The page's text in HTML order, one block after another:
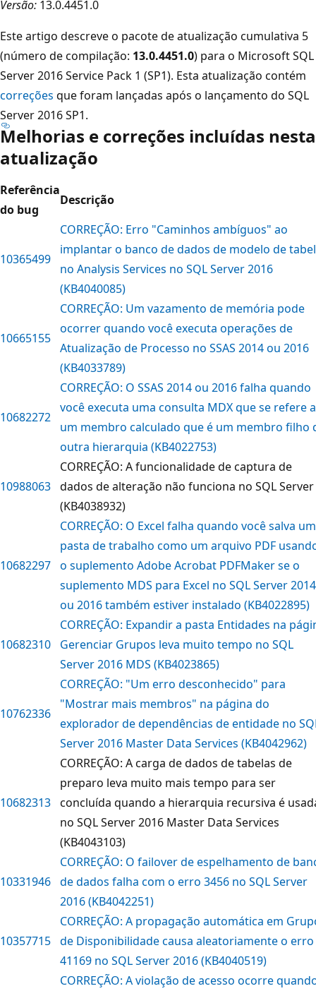
Versão: 13.0.4451.0
Este artigo descreve o pacote de atualização cumulativa 5
(número de compilação: 13.0.4451.0) para o Microsoft SQL
Server 2016 Service Pack 1 (SP1). Esta atualização contém
correções que foram lançadas após o lançamento do SQL
Server 2016 SP1.
Melhorias e correções incluídas nesta
atualização
Referência
do bug
Descrição
10365499
CORREÇÃO: Erro "Caminhos ambíguos" ao
implantar o banco de dados de modelo de
no Analysis Services no SQL Server 2016
(KB4040085)
10665155
CORREÇÃO: Um vazamento de memória pode
ocorrer quando você executa operações de
Atualização de Processo no SSAS 2014 ou 2016
(KB4033789)
10682272
CORREÇÃO: O SSAS 2014 ou 2016 falha quando
você executa uma consulta MDX que se refere a
um membro calculado que é um membro filho
outra hierarquia (KB4022753)
10988063
CORREÇÃO: A funcionalidade de captura de
dados de alteração não funciona no SQL Server
(KB4038932)
10682297
CORREÇÃO: O Excel falha quando você salva
pasta de trabalho como um arquivo PDF
o suplemento Adobe Acrobat PDFMaker se o
suplemento MDS para Excel no SQL Server 2014
ou 2016 também estiver instalado (KB4022895)
10682310
CORREÇÃO: Expandir a pasta Entidades na
Gerenciar Grupos leva muito tempo no SQL
Server 2016 MDS (KB4023865)
10762336
CORREÇÃO: "Um erro desconhecido" para
"Mostrar mais membros" na página do
explorador de dependências de entidade no
Server 2016 Master Data Services (KB4042962)
10682313
CORREÇÃO: A carga de dados de tabelas de
preparo leva muito mais tempo para ser
concluída quando a hierarquia recursiva é
no SQL Server 2016 Master Data Services
(KB4043103)
10331946
CORREÇÃO: O failover de espelhamento de
de dados falha com o erro 3456 no SQL Server
2016 (KB4042251)
10357715
CORREÇÃO: A propagação automática em
de Disponibilidade causa aleatoriamente o erro
41169 no SQL Server 2016 (KB4040519)
CORREÇÃO: A violação de acesso ocorre